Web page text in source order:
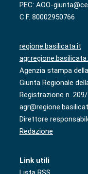
PEC: AOO-
C.F. 80002950766
regione.basilicata.it
Agenzia stampa della
Giunta Regionale
Registrazione n.
Direttore
Redazione
Link utili